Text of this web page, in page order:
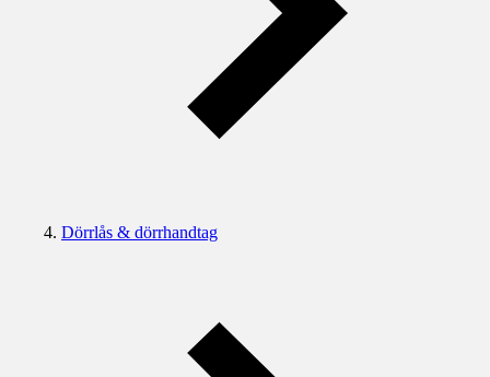
Dörrlås & dörrhandtag